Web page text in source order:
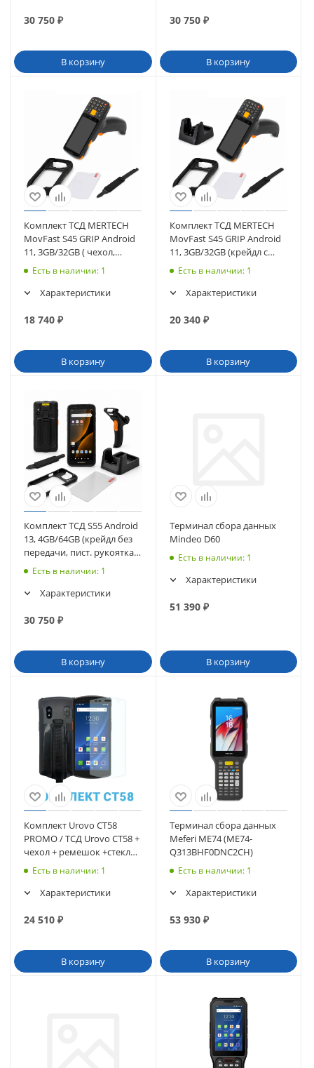
30 750 ₽
В корзину
30 750₽
В корзину
Комплект ТСД MERTECH
MovFast S45 GRIP Android
11, 3GB/32GB ( чехол,
стекло, ремешок)
Есть в наличии: 1
Характеристики
18 740 ₽
В корзину
Комплект ТСД MERTECH
MovFast S45 GRIP Android
11, 3GB/32GB (крейдл с
перед., чехол, стекло,
Есть в наличии: 1
Характеристики
20 340₽
В корзину
Комплект ТСД S55 Android
13, 4GB/64GB (крейдл без
передачи, пист. рукоятка,
чехол, стекло, ремешок)
Есть в наличии: 1
Характеристики
30 750 ₽
В корзину
Терминал сбора данных
Mindeo D60
Есть в наличии: 1
Характеристики
51 390₽
В корзину
Комплект Urovo CT58
PROMO / ТСД Urovo CT58 +
чехол + ремешок +стекло
(CT58-KIT-1) (CT58-
Есть в наличии: 1
Характеристики
24 510 ₽
В корзину
Терминал сбора данных
Meferi ME74 (ME74-
Q313BHF0DNC2CH)
Есть в наличии: 1
Характеристики
53 930₽
В корзину